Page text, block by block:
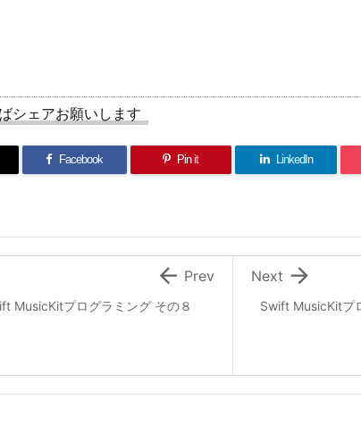
シェアお願いします
Facebook Pin it LinkedIn
Swift MusicKitプ

Next
MusicKitプログラミング その８
 Prev